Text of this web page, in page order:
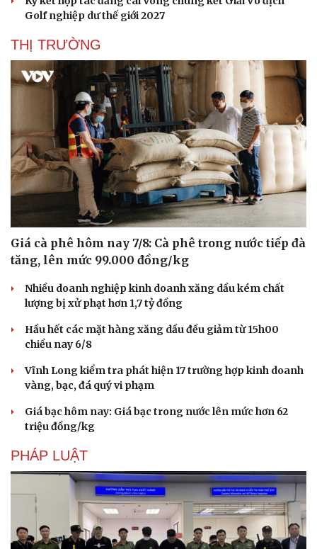
Golf nghiệp dư thế giới 2027
THỊ TRƯỜNG
Giá cà phê hôm nay 7/8: Cà phê trong nước tiếp đà
tăng, lên mức 99.000 đồng/kg
Nhiều doanh nghiệp kinh doanh xăng dầu kém chất
lượng bị xử phạt hơn 1,7 tỷ đồng
Hầu hết các mặt hàng xăng dầu đều giảm từ 15h00
chiều nay 6/8
Vĩnh Long kiểm tra phát hiện 17 trường hợp kinh doanh
vàng, bạc, đá quý vi phạm
Giá bạc hôm nay: Giá bạc trong nước lên mức hơn 62
triệu đồng/kg
PHÁP LUẬT